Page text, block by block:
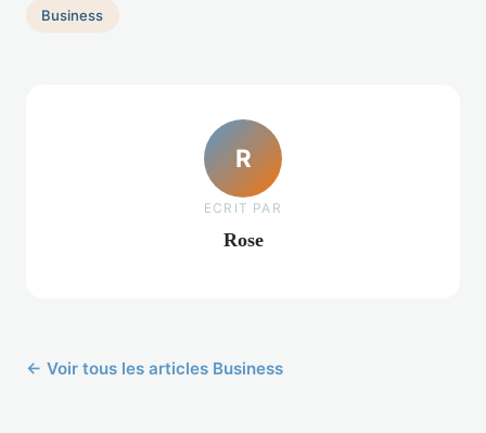
Business
R
ECRIT PAR
Rose
← Voir tous les articles Business